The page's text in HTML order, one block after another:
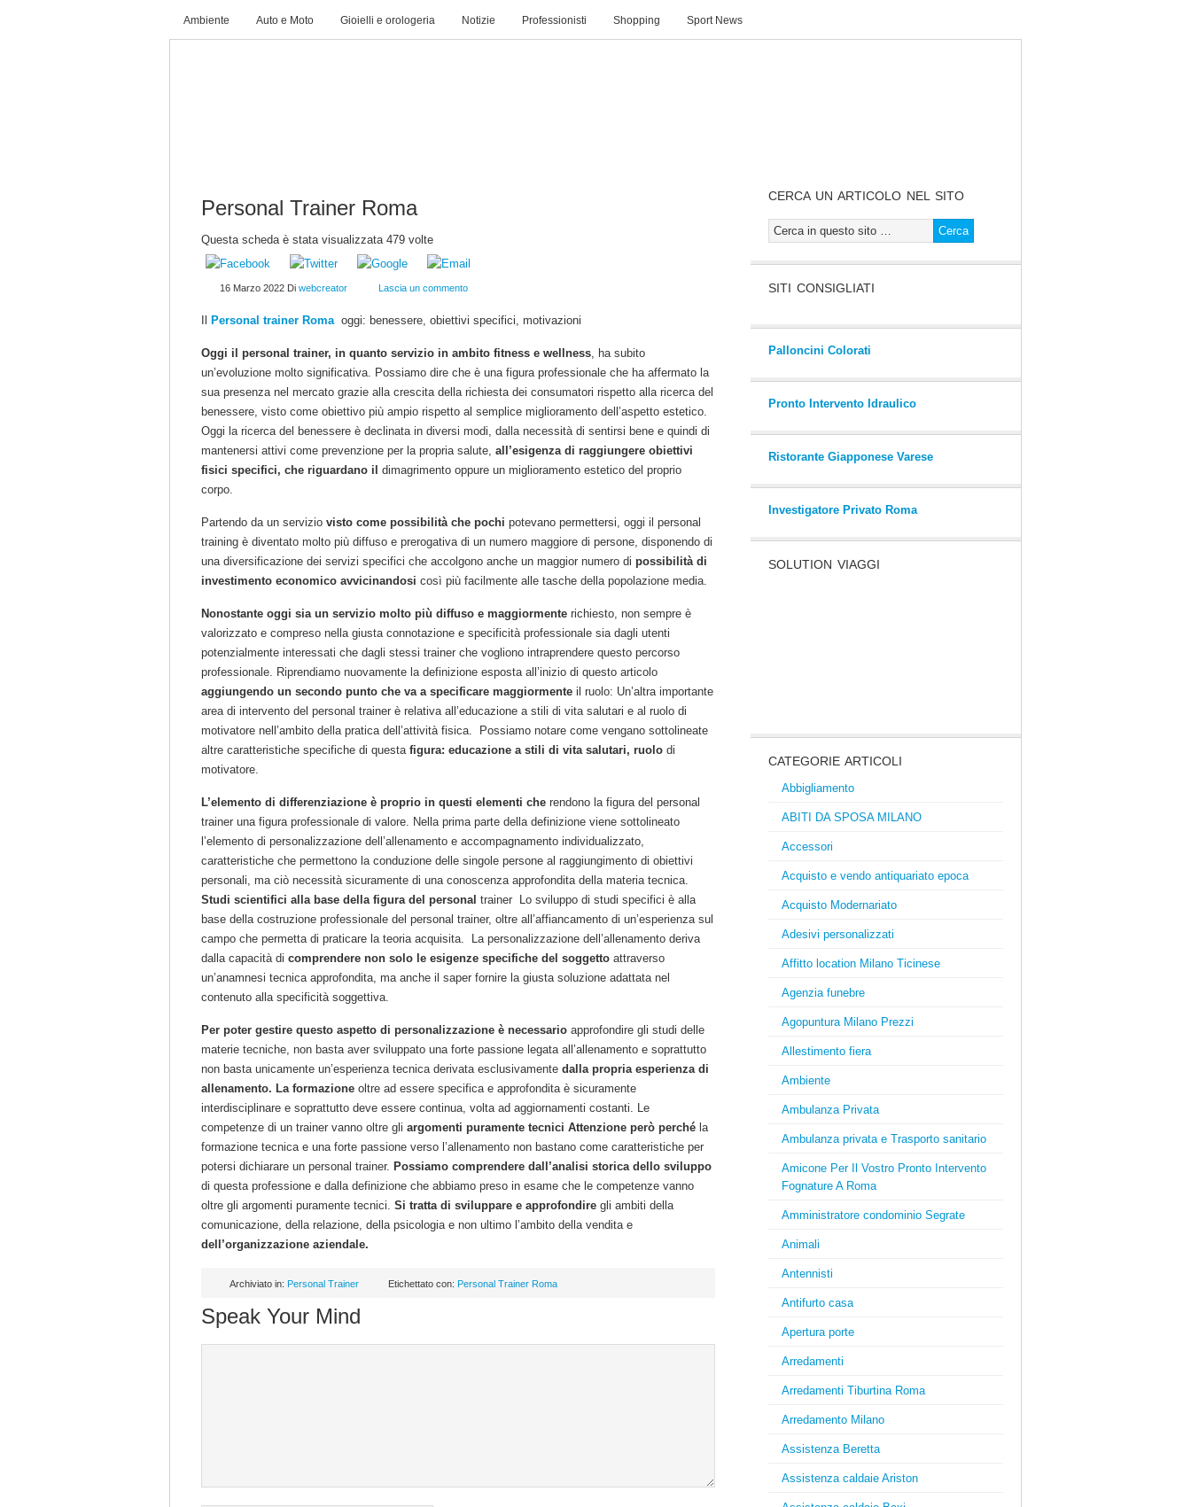
Ambiente Auto e Moto Gioielli e orologeria Notizie Professionisti Shopping Sport News
Personal Trainer Roma
Questa scheda è stata visualizzata 479 volte
16 Marzo 2022 Di webcreator Lascia un commento
Personal trainer Romaoggi: benessere, obiettivi specifici, motivazioni
Oggi il personal trainer, in quanto servizio in ambito fitness e wellness, ha subito
un’evoluzione molto significativa. Possiamo dire che è una figura professionale che ha affermato la
sua presenza nel mercato grazie alla crescita della richiesta dei consumatori rispetto alla ricerca del
benessere, visto come obiettivo più ampio rispetto al semplice miglioramento dell’aspetto estetico.
Oggi la ricerca del benessere è declinata in diversi modi, dalla necessità di sentirsi bene e quindi di
mantenersi attivi come prevenzione per la propria salute, all’esigenza di raggiungere obiettivi
fisici specifici, che riguardano il dimagrimento oppure un miglioramento estetico del proprio
corpo.
Partendo da un servizio visto come possibilità che pochi potevano permettersi, oggi il personal
training è diventato molto più diffuso e prerogativa di un numero maggiore di persone, disponendo di
una diversificazione dei servizi specifici che accolgono anche un maggior numero di possibilità di
investimento economico avvicinandosi così più facilmente alle tasche della popolazione media.
Nonostante oggi sia un servizio molto più diffuso e maggiormente richiesto, non sempre è
valorizzato e compreso nella giusta connotazione e specificità professionale sia dagli utenti
potenzialmente interessati che dagli stessi trainer che vogliono intraprendere questo percorso
professionale. Riprendiamo nuovamente la definizione esposta all’inizio di questo articolo
aggiungendo un secondo punto che va a specificare maggiormente il ruolo: Un’altra importante
area di intervento del personal trainer è relativa all’educazione a stili di vita salutari e al ruolo di
motivatore nell’ambito della pratica dell’attività fisica. Possiamo notare come vengano sottolineate
altre caratteristiche specifiche di questa figura: educazione a stili di vita salutari, ruolo di
motivatore.
L’elemento di differenziazione è proprio in questi elementi che rendono la figura del personal
trainer una figura professionale di valore. Nella prima parte della definizione viene sottolineato
l’elemento di personalizzazione dell’allenamento e accompagnamento individualizzato,
caratteristiche che permettono la conduzione delle singole persone al raggiungimento di obiettivi
personali, ma ciò necessità sicuramente di una conoscenza approfondita della materia tecnica.
Studi scientifici alla base della figura del personal trainer Lo sviluppo di studi specifici è alla
base della costruzione professionale del personal trainer, oltre all’affiancamento di un’esperienza sul
campo che permetta di praticare la teoria acquisita. La personalizzazione dell’allenamento deriva
dalla capacità di comprendere non solo le esigenze specifiche del soggetto attraverso
un’anamnesi tecnica approfondita, ma anche il saper fornire la giusta soluzione adattata nel
contenuto alla specificità soggettiva.
Per poter gestire questo aspetto di personalizzazione è necessario approfondire gli studi delle
materie tecniche, non basta aver sviluppato una forte passione legata all’allenamento e soprattutto
non basta unicamente un’esperienza tecnica derivata esclusivamente dalla propria esperienza di
allenamento. La formazione oltre ad essere specifica e approfondita è sicuramente
interdisciplinare e soprattutto deve essere continua, volta ad aggiornamenti costanti. Le
competenze di un trainer vanno oltre gli argomenti puramente tecnici Attenzione però perché la
formazione tecnica e una forte passione verso l’allenamento non bastano come caratteristiche per
potersi dichiarare un personal trainer. Possiamo comprendere dall’analisi storica dello sviluppo
di questa professione e dalla definizione che abbiamo preso in esame che le competenze vanno
oltre gli argomenti puramente tecnici. Si tratta di sviluppare e approfondire gli ambiti della
comunicazione, della relazione, della psicologia e non ultimo l’ambito della vendita e
dell’organizzazione aziendale.
Archiviato in: Personal Trainer Etichettato con: Personal Trainer Roma
Speak Your Mind
CERCA UN ARTICOLO NEL SITO
SITI CONSIGLIATI
Palloncini Colorati
Pronto Intervento Idraulico
Ristorante Giapponese Varese
Investigatore Privato Roma
SOLUTION VIAGGI
CATEGORIE ARTICOLI
Abbigliamento
ABITI DA SPOSA MILANO
Accessori
Acquisto e vendo antiquariato epoca
Acquisto Modernariato
Adesivi personalizzati
Affitto location Milano Ticinese
Agenzia funebre
Agopuntura Milano Prezzi
Allestimento fiera
Ambiente
Ambulanza Privata
Ambulanza privata e Trasporto sanitario
Amicone Per Il Vostro Pronto Intervento
Fognature A Roma
Amministratore condominio Segrate
Animali
Antennisti
Antifurto casa
Apertura porte
Arredamenti
Arredamenti Tiburtina Roma
Arredamento Milano
Assistenza Beretta
Assistenza caldaie Ariston